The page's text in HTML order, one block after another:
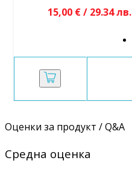
15,00 € / 29.34 лв.
Оценки за продукт / Q&A
Средна оценка